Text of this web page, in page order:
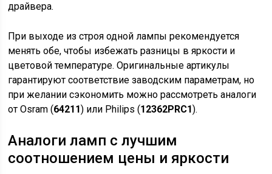
драйвера.
При выходе из строя одной лампы рекомендуется
менять обе, чтобы избежать разницы в яркости и
цветовой температуре. Оригинальные артикулы
гарантируют соответствие заводским параметрам, но
при желании сэкономить можно рассмотреть аналоги
от Osram (64211) или Philips (12362PRC1).
Аналоги ламп с лучшим
соотношением цены и яркости